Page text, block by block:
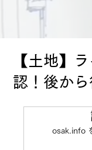
【土地】
認！後か
osak.info